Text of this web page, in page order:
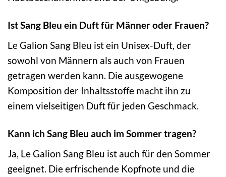
Ist Sang Bleu ein Duft für Männer oder Frauen?
Le Galion Sang Bleu ist ein Unisex-Duft, der
sowohl von Männern als auch von Frauen
getragen werden kann. Die ausgewogene
Komposition der Inhaltsstoffe macht ihn zu
einem vielseitigen Duft für jeden Geschmack.
Kann ich Sang Bleu auch im Sommer tragen?
Ja, Le Galion Sang Bleu ist auch für den Sommer
geeignet. Die erfrischende Kopfnote und die